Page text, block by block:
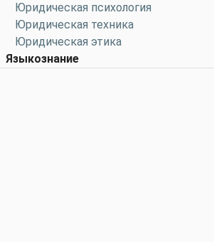
Юридическая психология
Юридическая техника
Юридическая этика
Языкознание